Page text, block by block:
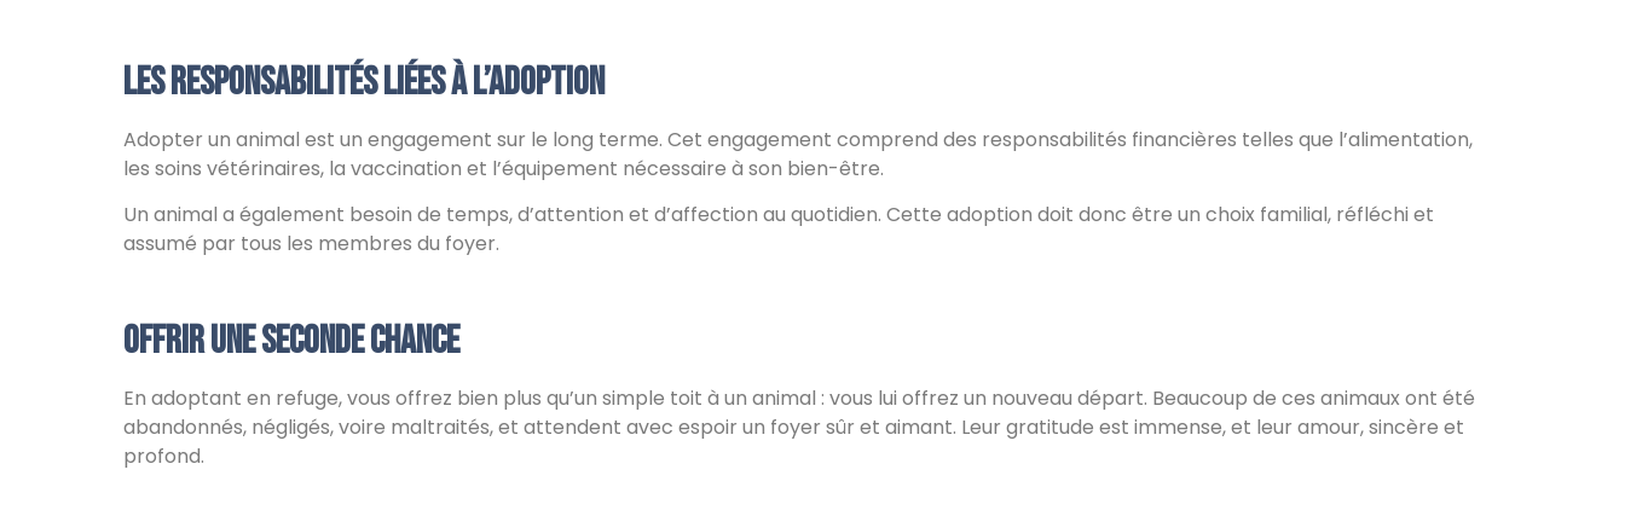
Les responsabilités liées à l’adoption
Adopter un animal est un engagement sur le long terme. Cet engagement comprend des responsabilités financières telles que l’alimentation,
les soins vétérinaires, la vaccination et l’équipement nécessaire à son bien-être.
Un animal a également besoin de temps, d’attention et d’affection au quotidien. Cette adoption doit donc être un choix familial, réfléchi et
assumé par tous les membres du foyer.
Offrir une seconde chance
En adoptant en refuge, vous offrez bien plus qu’un simple toit à un animal : vous lui offrez un nouveau départ. Beaucoup de ces animaux ont été
abandonnés, négligés, voire maltraités, et attendent avec espoir un foyer sûr et aimant. Leur gratitude est immense, et leur amour, sincère et
profond.